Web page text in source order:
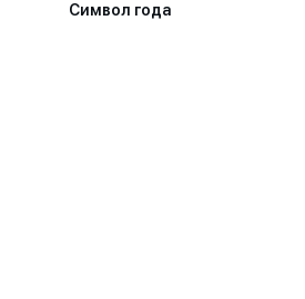
Символ года